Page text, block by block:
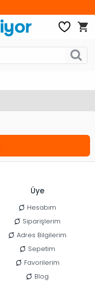
Üye
Hesabım
Siparişlerim
Adres Bilgilerim
Sepetim
Favorilerim
Blog